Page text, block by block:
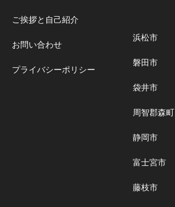
ご挨拶と自己紹介
お問い合わせ
プライバシーポリシー
浜松市
磐田市
袋井市
周智郡森町
静岡市
富士宮市
藤枝市